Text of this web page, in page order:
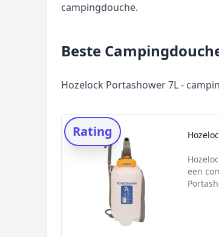
campingdouche.
Beste
Hozelock Portashower 7L -
Rating
een